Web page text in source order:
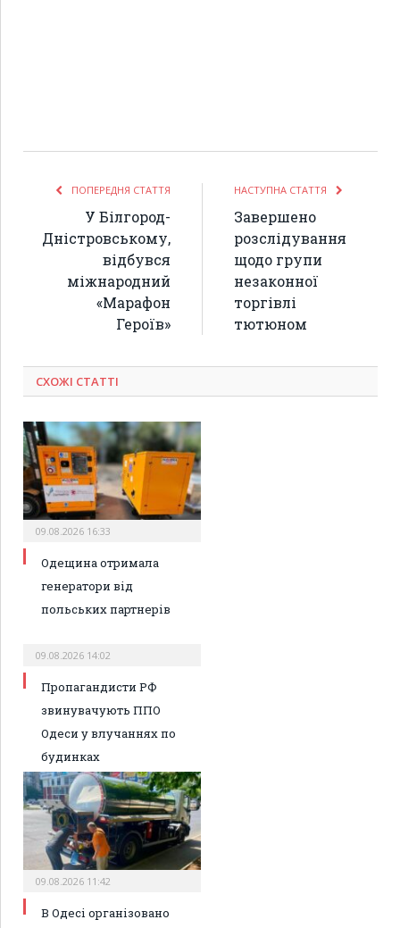
ПОПЕРЕДНЯ СТАТТЯ
У Білгород-
Дністровському,
відбувся
міжнародний
«Марафон
Героїв»
НАСТУПНА СТАТТЯ
Завершено
розслідування
щодо групи
незаконної
торгівлі
тютюном
СХОЖІ СТАТТІ
09.08.2026 16:33
Одещина отримала
генератори від
польських партнерів
09.08.2026 14:02
Пропагандисти РФ
звинувачують ППО
Одеси у влучаннях по
будинках
09.08.2026 11:42
В Одесі організовано